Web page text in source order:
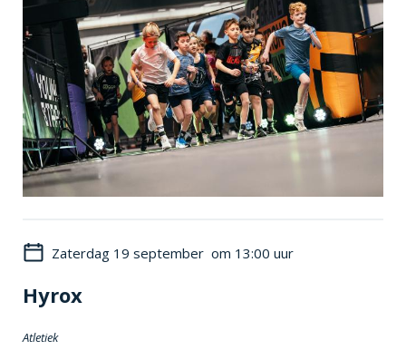
Zaterdag 19 september om 13:00 uur
Hyrox
Atletiek